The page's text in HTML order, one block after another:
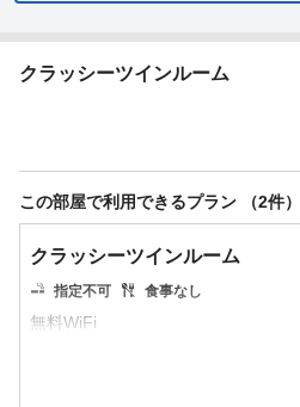
クラッシーツインルーム
この部屋で利用できるプラン （2件）
クラッシーツインルーム
指定不可 食事なし